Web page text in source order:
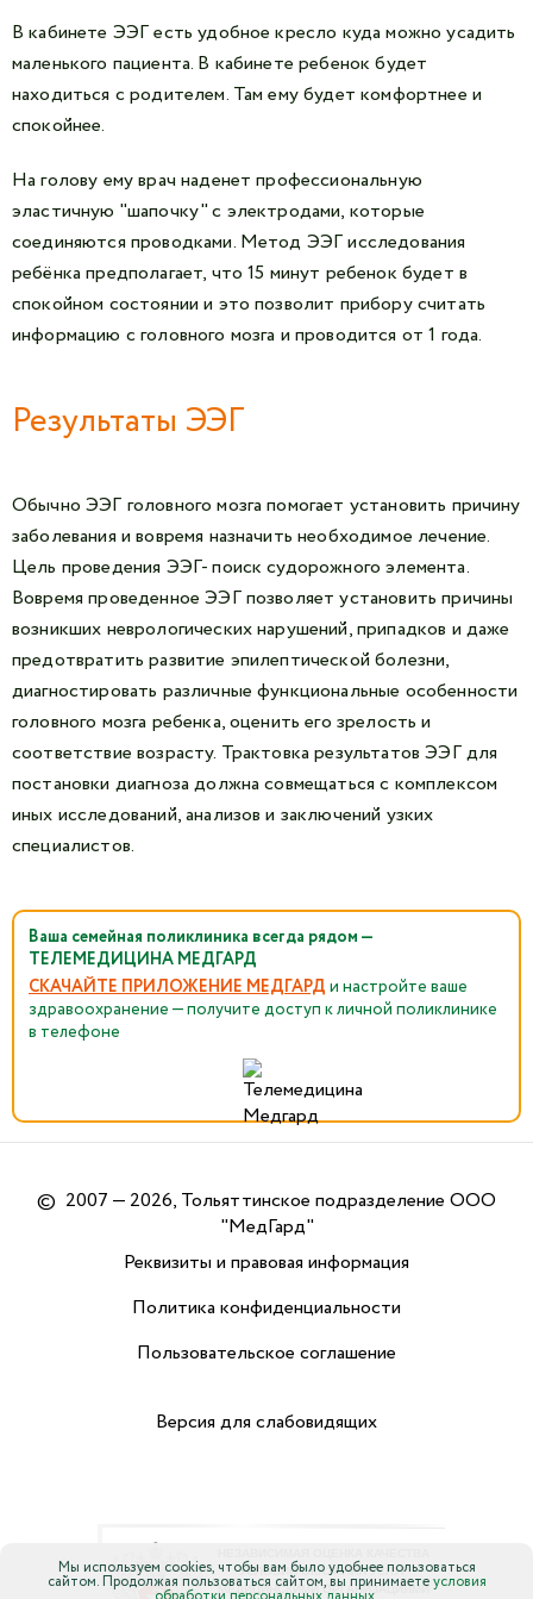
В кабинете ЭЭГ есть удобное кресло куда можно усадить
маленького пациента. В кабинете ребенок будет
находиться с родителем. Там ему будет комфортнее и
спокойнее.
На голову ему врач наденет профессиональную
эластичную "шапочку" с электродами, которые
соединяются проводками. Метод ЭЭГ исследования
ребёнка предполагает, что 15 минут ребенок будет в
спокойном состоянии и это позволит прибору считать
информацию с головного мозга и проводится от 1 года.
Результаты ЭЭГ
Обычно ЭЭГ головного мозга помогает установить причину
заболевания и вовремя назначить необходимое лечение.
Цель проведения ЭЭГ- поиск судорожного элемента.
Вовремя проведенное ЭЭГ позволяет установить причины
возникших неврологических нарушений, припадков и даже
предотвратить развитие эпилептической болезни,
диагностировать различные функциональные особенности
головного мозга ребенка, оценить его зрелость и
соответствие возрасту. Трактовка результатов ЭЭГ для
постановки диагноза должна совмещаться с комплексом
иных исследований, анализов и заключений узких
специалистов.
Ваша семейная поликлиника всегда рядом —
ТЕЛЕМЕДИЦИНА МЕДГАРД
СКАЧАЙТЕ ПРИЛОЖЕНИЕ МЕДГАРД и настройте ваше
здравоохранение — получите доступ к личной поликлинике
в телефоне
© 2007 — 2026, Тольяттинское подразделение ООО
"МедГард"
Реквизиты и правовая информация
Политика конфиденциальности
Пользовательское соглашение
Версия для слабовидящих
Мы используем cookies, чтобы вам было удобнее пользоваться
сайтом. Продолжая пользоваться сайтом, вы принимаетеусловия